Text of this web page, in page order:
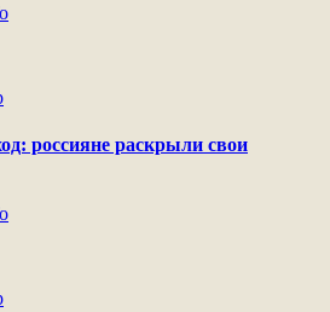
россияне раскрыли свои